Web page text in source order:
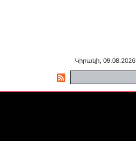
Կիրակի, 09.08.2026